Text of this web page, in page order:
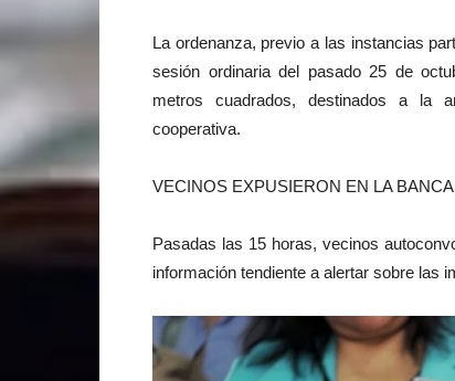
La ordenanza, previo a las instancias
sesión ordinaria del pasado 25 de
metros cuadrados, destinados a la
cooperativa.
VECINOS EXPUSIERON EN LA
Pasadas las 15 horas, vecinos
información tendiente a alertar sobre las